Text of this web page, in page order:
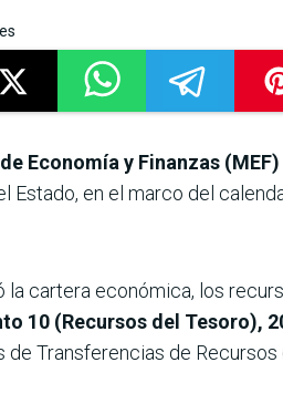
Economía y Finanzas
Estado, en el marco del
la cartera económica, los
10 (Recursos del Tesoro),
de Transferencias de